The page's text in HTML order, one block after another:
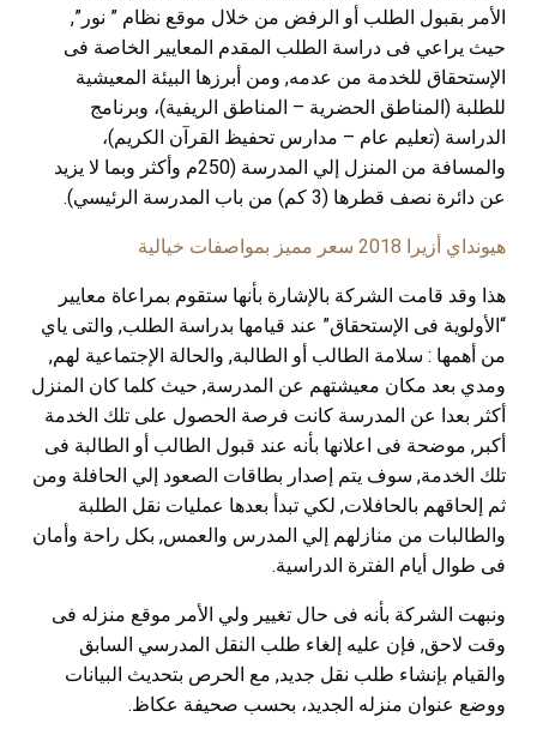
الأمر بقبول الطلب أو الرفض من خلال موقع نظام ” نور”,
حيث يراعي فى دراسة الطلب المقدم المعايير الخاصة فى
الإستحقاق للخدمة من عدمه, ومن أبرزها البيئة المعيشية
للطلبة (المناطق الحضرية – المناطق الريفية)، وبرنامج
الدراسة (تعليم عام – مدارس تحفيظ القرآن الكريم)،
والمسافة من المنزل إلي المدرسة (250م وأكثر وبما لا يزيد
عن دائرة نصف قطرها (3 كم) من باب المدرسة الرئيسي)
.
هيونداي أزيرا 2018 سعر مميز بمواصفات خيالية
هذا وقد قامت الشركة بالإشارة بأنها ستقوم بمراعاة معايير
“الأولوية فى الإستحقاق” عند قيامها بدراسة الطلب, والتى ياي
من أهمها : سلامة الطالب أو الطالبة, والحالة الإجتماعية لهم,
ومدي بعد مكان معيشتهم عن المدرسة, حيث كلما كان المنزل
أكثر بعدا عن المدرسة كانت فرصة الحصول على تلك الخدمة
أكبر, موضحة فى اعلانها بأنه عند قبول الطالب أو الطالبة فى
تلك الخدمة, سوف يتم إصدار بطاقات الصعود إلي الحافلة ومن
ثم إلحاقهم بالحافلات, لكي تبدأ بعدها عمليات نقل الطلبة
والطالبات من منازلهم إلي المدرس والعمس, بكل راحة وأمان
فى طوال أيام الفترة الدراسية.
ونبهت الشركة بأنه فى حال تغيير ولي الأمر موقع منزله فى
وقت لاحق, فإن عليه إلغاء طلب النقل المدرسي السابق
والقيام بإنشاء طلب نقل جديد, مع الحرص بتحديث البيانات
ووضع عنوان منزله الجديد، بحسب صحيفة عكاظ.